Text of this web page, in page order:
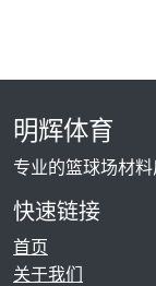
明辉体育
专业的篮球场材
快速链接
首页
关于我们